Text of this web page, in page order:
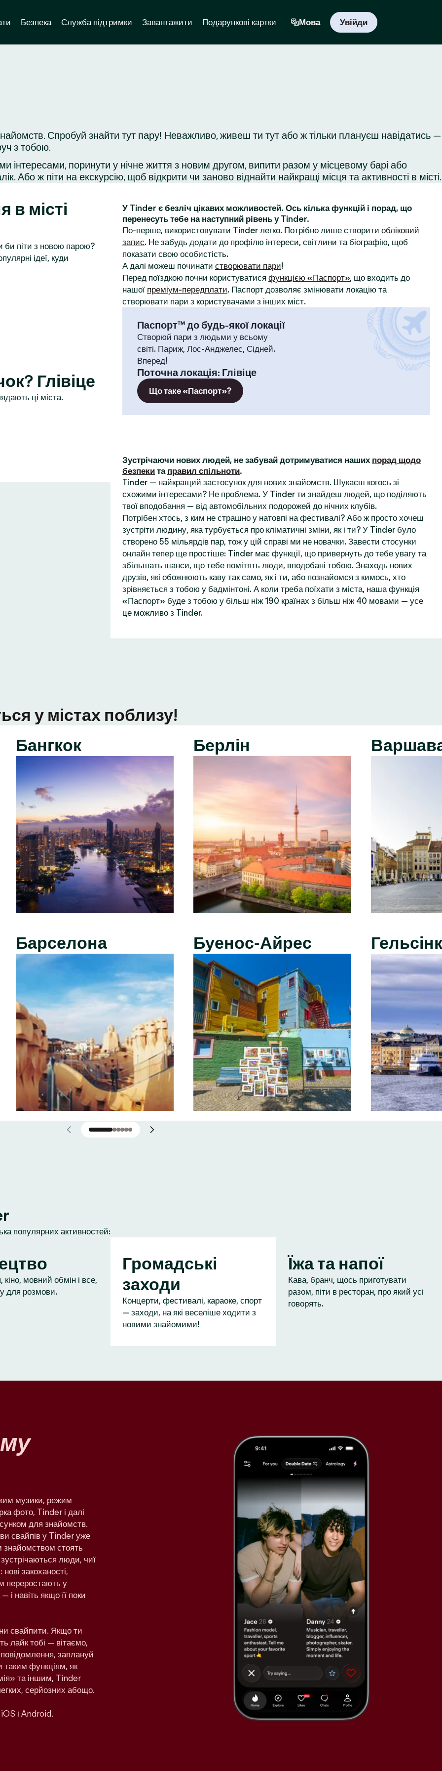
Безпека Служба підтримки Завантажити Подарункові картки Мова Увійди
Спробуй знайти тут пару! Неважливо, живеш ти тут або ж тільки плануєш навідатись —
з тобою.
інтересами, поринути у нічне життя з новим другом, випити разом у місцевому барі або
Або ж піти на екскурсію, щоб відкрити чи заново віднайти найкращі місця та активності в місті.
в місті
би піти з новою парою?
ідеї, куди
Глівіце
ці міста.
У Tinder є безліч цікавих можливостей. Ось кілька функцій і порад, що
перенесуть тебе на наступний рівень у Tinder.
По-перше, використовувати Tinder легко. Потрібно лише створити обліковий
запис. Не забудь додати до профілю інтереси, світлини та біографію, щоб
показати свою особистість.
А далі можеш починати створювати пари!
Перед поїздкою почни користуватися функцією «Паспорт», що входить до
нашої преміум-передплати. Паспорт дозволяє змінювати локацію та
створювати пари з користувачами з інших міст.
Паспорт™ до будь-якої локації
Створюй пари з людьми у всьому
світі. Париж, Лос-Анджелес, Сідней.
Вперед!
Поточна локація: Глівіце
Що таке «Паспорт»?
Зустрічаючи нових людей, не забувай дотримуватися наших порад щодо
безпеки та правил спільноти.
Tinder — найкращий застосунок для нових знайомств. Шукаєш когось зі
схожими інтересами? Не проблема. У Tinder ти знайдеш людей, що поділяють
твої вподобання — від автомобільних подорожей до нічних клубів.
Потрібен хтось, з ким не страшно у натовпі на фестивалі? Або ж просто хочеш
зустріти людину, яка турбується про кліматичні зміни, як і ти? У Tinder було
створено 55 мільярдів пар, тож у цій справі ми не новачки. Завести стосунки
онлайн тепер ще простіше: Tinder має функції, що привернуть до тебе увагу та
збільшать шанси, що тебе помітять люди, вподобані тобою. Знаходь нових
друзів, які обожнюють каву так само, як і ти, або познайомся з кимось, хто
зрівняється з тобою у бадмінтоні. А коли треба поїхати з міста, наша функція
«Паспорт» буде з тобою у більш ніж 190 країнах з більш ніж 40 мовами — усе
це можливо з Tinder.
у містах поблизу!
Бангкок
Барселона
Берлін
Буенос-Айрес
популярних активностей:
кіно, мовний обмін і все,
для розмови.
Громадські
заходи
Концерти, фестивалі, караоке, спорт
— заходи, на які веселіше ходити з
новими знайомими!
Їжа та напої
Кава, бранч, щось приготувати
разом, піти в ресторан, про який усі
говорять.
музики, режим
фото, Tinder і далі
для знайомств.
свайпів у Tinder уже
знайомством стоять
люди, чиї
закоханості,
переростають у
і навіть якщо її поки
свайпити. Якщо ти
лайк тобі — вітаємо,
заплануй
таким функціям, як
та іншим, Tinder
серйозних абощо.
і Android.